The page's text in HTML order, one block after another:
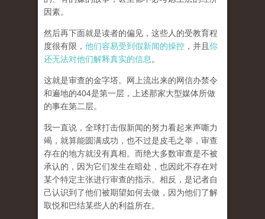
因素。
然后再下面就是读者的偏见，这些人的受教育程
度很有限， 他们容易受到假新闻的操控 ，并且 你
还无法对他们解释真实的信息 。
这就是审查的金字塔。网上流出来的网信办禁令
和遍地的404是第一层，上述那家大型媒体所做
的事在第二层。
我一直说，全球打击假新闻的努力看起来声嘶力
竭，就算能圆满成功，也不过是皮毛之举，审查
存在的地方就没有真相。而绝大多数审查是不被
承认的，因为它们发生在暗处，也因此不存在对
某个特定主张进行审查的指示。相反，是记者自
己认识到了他们被期望如何去做，因为他们了解
取悦和巴结某些人的利益所在。